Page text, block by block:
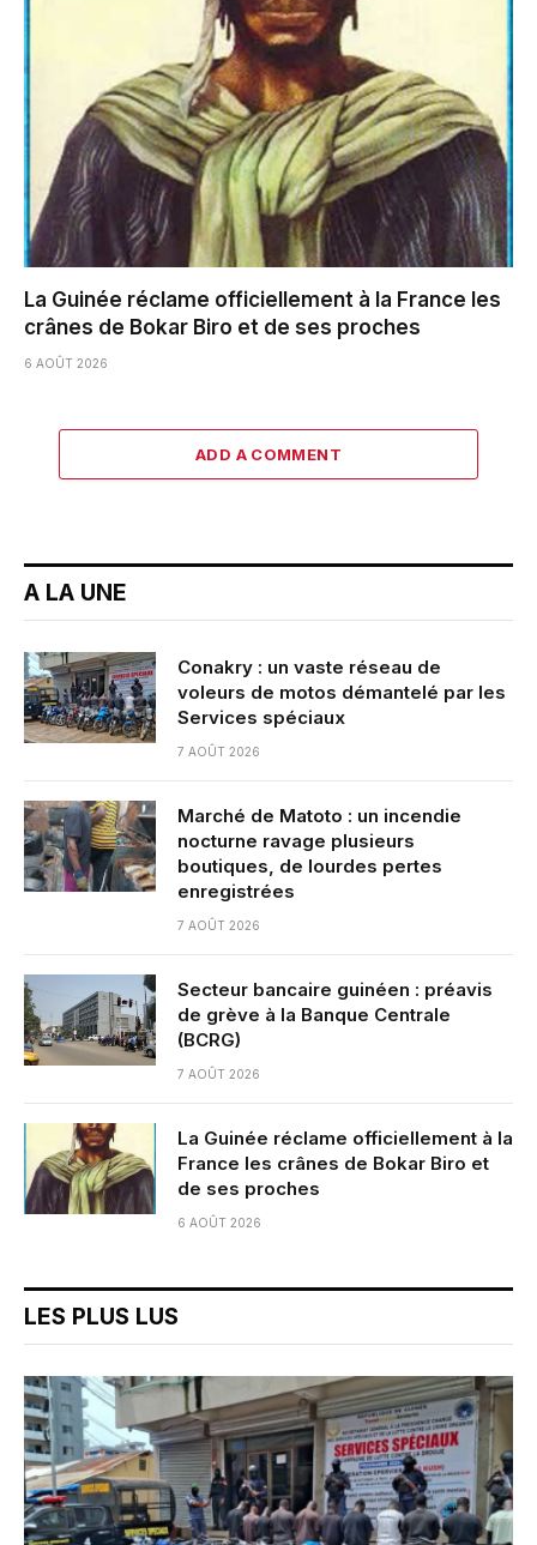
La Guinée réclame officiellement à la France les
crânes de Bokar Biro et de ses proches
6 AOÛT 2026
ADD A COMMENT
A LA UNE
Conakry : un vaste réseau de
voleurs de motos démantelé par les
Services spéciaux
7 AOÛT 2026
Marché de Matoto : un incendie
nocturne ravage plusieurs
boutiques, de lourdes pertes
enregistrées
7 AOÛT 2026
Secteur bancaire guinéen : préavis
de grève à la Banque Centrale
(BCRG)
7 AOÛT 2026
La Guinée réclame officiellement à la
France les crânes de Bokar Biro et
de ses proches
6 AOÛT 2026
LES PLUS LUS